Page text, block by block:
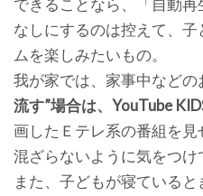
できることなら、「自動
なしにするのは控えて、子
ムを楽しみたいもの。
我が家では、家事中などの
流す”場合は、YouTube
画したＥテレ系の番組を
混ざらないように気をつけ
また、子どもが寝ている